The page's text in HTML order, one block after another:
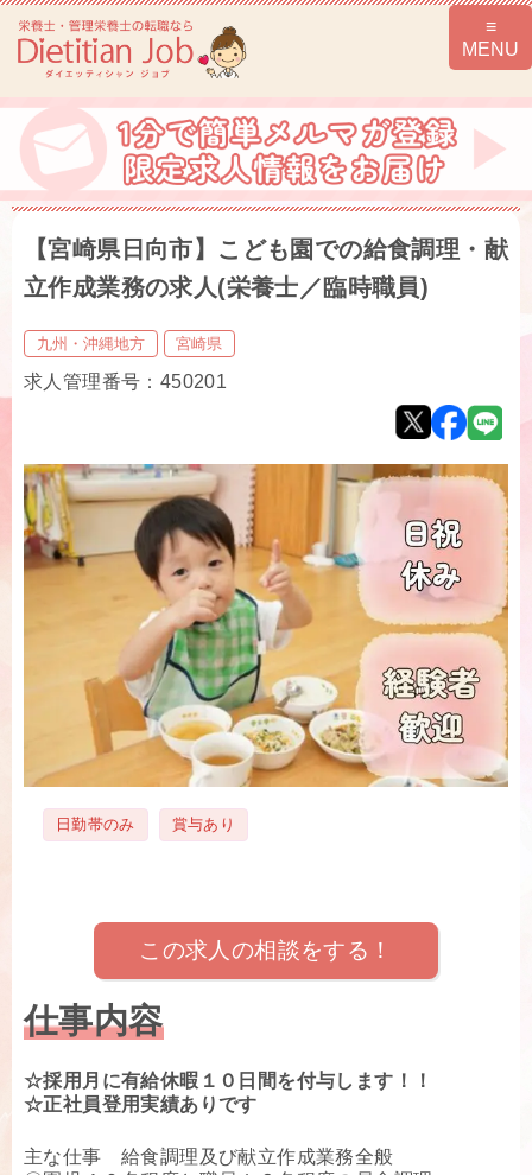
【宮崎県日向市】こども園での給食調理・献
立作成業務の求人(栄養士／臨時職員)
九州・沖縄地方 宮崎県
求人管理番号：450201
日勤帯のみ 賞与あり
この求人の相談をする！
仕事内容
☆採用月に有給休暇１０日間を付与します！！
☆正社員登用実績ありです
主な仕事 給食調理及び献立作成業務全般